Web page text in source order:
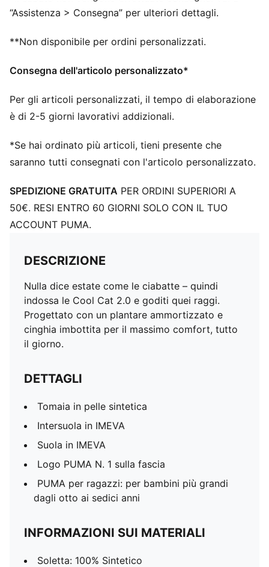
“Assistenza > Consegna” per ulteriori dettagli.
**Non disponibile per ordini personalizzati.
Consegna dell'articolo personalizzato*
Per gli articoli personalizzati, il tempo di elaborazione
è di 2-5 giorni lavorativi addizionali.
*Se hai ordinato più articoli, tieni presente che
saranno tutti consegnati con l'articolo personalizzato.
SPEDIZIONE GRATUITA PER ORDINI SUPERIORI A
50€. RESI ENTRO 60 GIORNI SOLO CON IL TUO
ACCOUNT PUMA.
DESCRIZIONE
Nulla dice estate come le ciabatte – quindi
indossa le Cool Cat 2.0 e goditi quei raggi.
Progettato con un plantare ammortizzato e
cinghia imbottita per il massimo comfort, tutto
il giorno.
DETTAGLI
Tomaia in pelle sintetica
Intersuola in IMEVA
Suola in IMEVA
Logo PUMA N. 1 sulla fascia
PUMA per ragazzi: per bambini più grandi
dagli otto ai sedici anni
INFORMAZIONI SUI MATERIALI
Soletta: 100% Sintetico